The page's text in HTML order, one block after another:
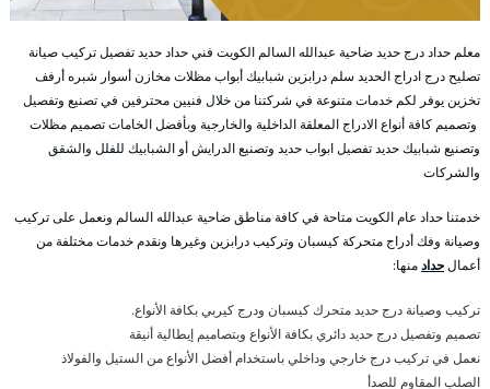
معلم حداد درج حديد ضاحية عبدالله السالم الكويت فني حداد حديد تفصيل تركيب صيانة
تصليح درج ادراج الحديد سلم درابزين شبابيك أبواب مظلات مخازن أسوار شبره أرفف
تخزين يوفر لكم خدمات متنوعة في شركتنا من خلال فنيين محترفين في تصنيع وتفصيل
وتصميم كافة أنواع الادراج المعلقة الداخلية والخارجية وبأفضل الخامات تصميم مظلات
وتصنيع شبابيك حديد تفصيل ابواب حديد وتصنيع الدرايش أو الشبابيك للفلل والشقق
والشركات
خدمتنا حداد عام الكويت متاحة في كافة مناطق ضاحية عبدالله السالم ونعمل على تركيب
وصيانة وفك أدراج متحركة كيسبان وتركيب درابزين وغيرها ونقدم خدمات مختلفة من
أعمالحدادمنها:
تركيب وصيانة درج حديد متحرك كيسبان ودرج كيربي بكافة الأنواع.
تصميم وتفصيل درج حديد دائري بكافة الأنواع وبتصاميم إيطالية أنيقة
نعمل في تركيب درج خارجي وداخلي باستخدام أفضل الأنواع من الستيل والفولاذ
الصلب المقاوم للصدأ